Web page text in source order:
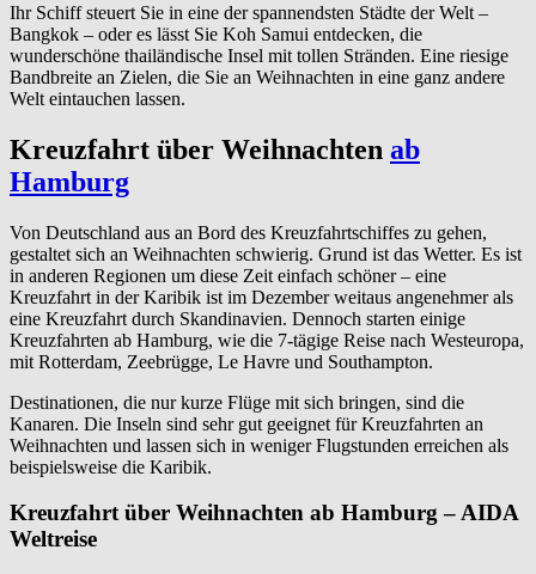
Ihr Schiff steuert Sie in eine der spannendsten Städte der Welt –
Bangkok – oder es lässt Sie Koh Samui entdecken, die
wunderschöne thailändische Insel mit tollen Stränden. Eine riesige
Bandbreite an Zielen, die Sie an Weihnachten in eine ganz andere
Welt eintauchen lassen.
Kreuzfahrt über Weihnachten ab
Hamburg
Von Deutschland aus an Bord des Kreuzfahrtschiffes zu gehen,
gestaltet sich an Weihnachten schwierig. Grund ist das Wetter. Es ist
in anderen Regionen um diese Zeit einfach schöner – eine
Kreuzfahrt in der Karibik ist im Dezember weitaus angenehmer als
eine Kreuzfahrt durch Skandinavien. Dennoch starten einige
Kreuzfahrten ab Hamburg, wie die 7-tägige Reise nach Westeuropa,
mit Rotterdam, Zeebrügge, Le Havre und Southampton.
Destinationen, die nur kurze Flüge mit sich bringen, sind die
Kanaren. Die Inseln sind sehr gut geeignet für Kreuzfahrten an
Weihnachten und lassen sich in weniger Flugstunden erreichen als
beispielsweise die Karibik.
Kreuzfahrt über Weihnachten ab Hamburg – AIDA
Weltreise